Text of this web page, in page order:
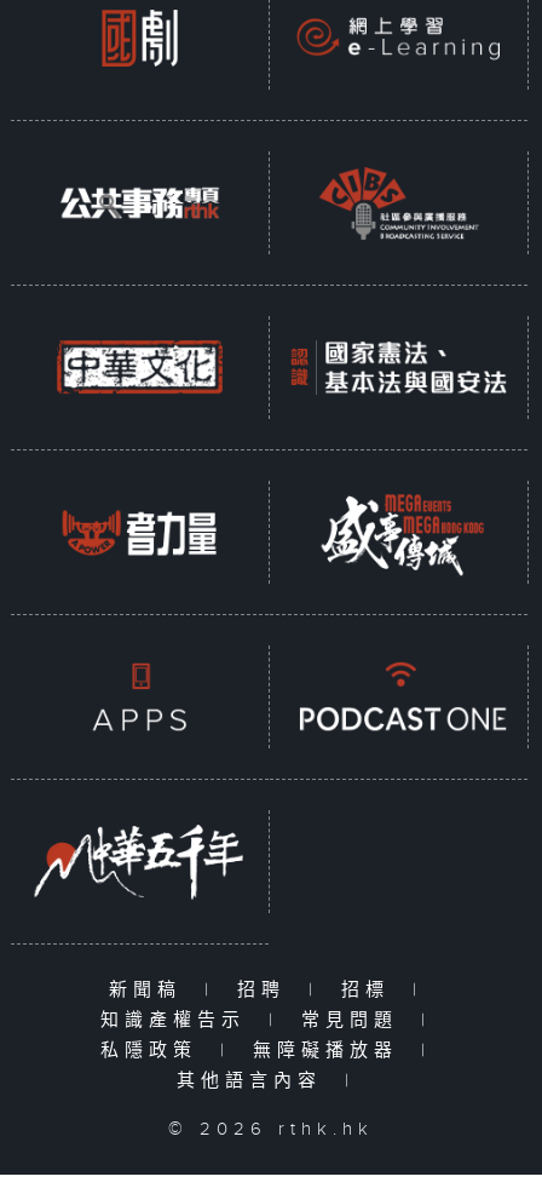
新聞稿 | 招聘 | 招標
|
知識產權告示
| 常見問題
|
私隱政策
| 無障礙播放器
|
其他語言內容
|
© 2026 rthk.hk